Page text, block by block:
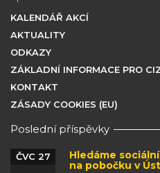
KALENDÁŘ AKCÍ
AKTUALITY
ODKAZY
ZÁKLADNÍ INFORMACE PRO
KONTAKT
ZÁSADY COOKIES (EU)
Poslední příspěvky
Hledáme
na pobočku v
ČVC 27